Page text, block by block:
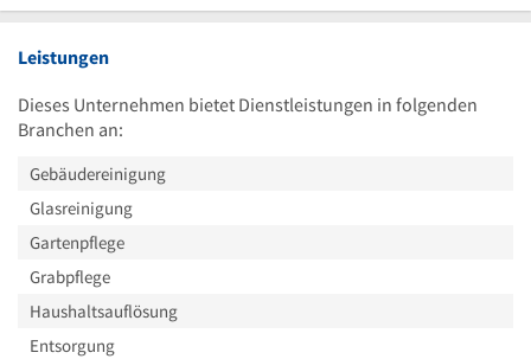
Leistungen
Dieses Unternehmen bietet Dienstleistungen in folgenden
Branchen an:
Gebäudereinigung
Glasreinigung
Gartenpflege
Grabpflege
Haushaltsauflösung
Entsorgung